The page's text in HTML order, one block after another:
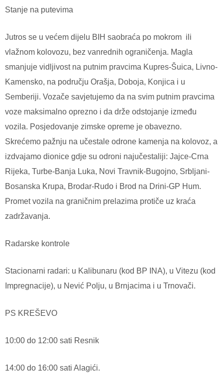
Stanje na putevima
Jutros se u većem dijelu BIH saobraća po mokrom ili
vlažnom kolovozu, bez vanrednih ograničenja. Magla
smanjuje vidljivost na putnim pravcima Kupres-Šuica, Livno-
Kamensko, na području Orašja, Doboja, Konjica i u
Semberiji. Vozače savjetujemo da na svim putnim pravcima
voze maksimalno oprezno i da drže odstojanje između
vozila. Posjedovanje zimske opreme je obavezno.
Skrećemo pažnju na učestale odrone kamenja na kolovoz, a
izdvajamo dionice gdje su odroni najučestaliji: Jajce-Crna
Rijeka, Turbe-Banja Luka, Novi Travnik-Bugojno, Srbljani-
Bosanska Krupa, Brodar-Rudo i Brod na Drini-GP Hum.
Promet vozila na graničnim prelazima protiče uz kraća
zadržavanja.
Radarske kontrole
Stacionarni radari: u Kalibunaru (kod BP INA), u Vitezu (kod
Impregnacije), u Nević Polju, u Brnjacima i u Trnovači.
PS KREŠEVO
10:00 do 12:00 sati Resnik
14:00 do 16:00 sati Alagići.